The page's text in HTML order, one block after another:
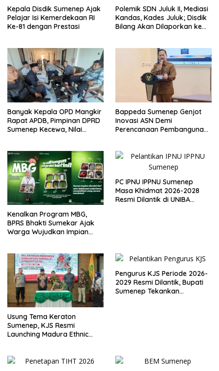
Kepala Disdik Sumenep Ajak
Pelajar Isi Kemerdekaan RI
Ke-81 dengan Prestasi
Polemik SDN Juluk II, Mediasi
Kandas, Kades Juluk; Disdik
Bilang Akan Dilaporkan ke
Banyak Kepala OPD Mangkir
Rapat APDB, Pimpinan DPRD
Sumenep Kecewa, Nilai
Bappeda Sumenep Genjot
Inovasi ASN Demi
Perencanaan Pembangunan
Kenalkan Program MBG,
BPRS Bhakti Sumekar Ajak
Warga Wujudkan Impian
PC IPNU IPPNU Sumenep
Masa Khidmat 2026-2028
Resmi Dilantik di UNIBA
Usung Tema Keraton
Sumenep, KJS Resmi
Launching Madura Ethnic
Pengurus KJS Periode 2026-
2029 Resmi Dilantik, Bupati
Sumenep Tekankan